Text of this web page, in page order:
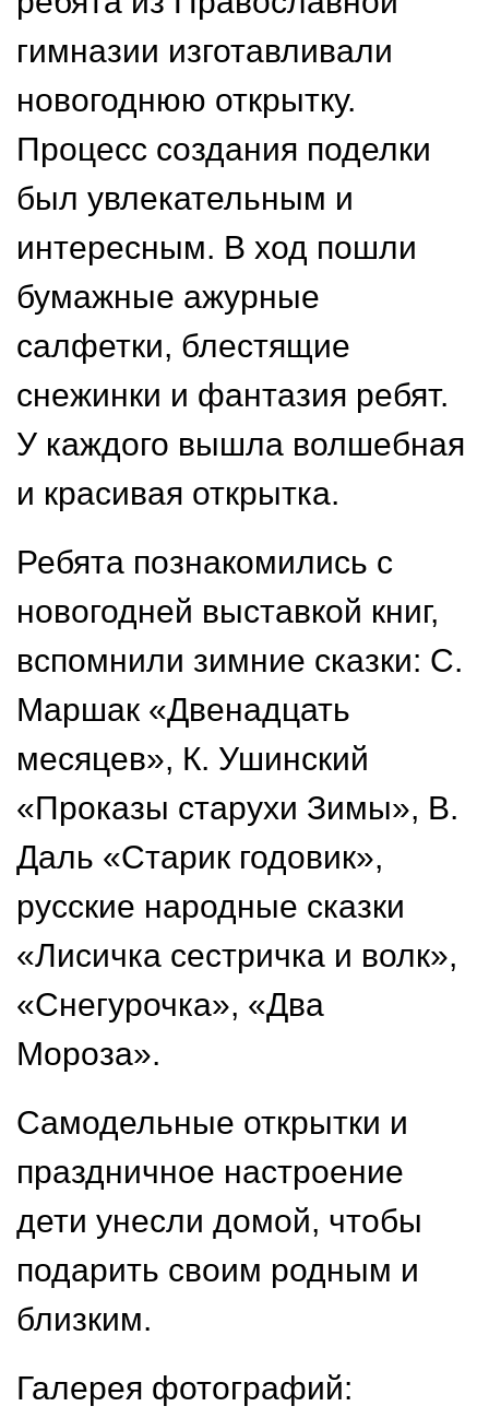
гимназии изготавливали
новогоднюю открытку.
Процесс создания поделки
был увлекательным и
интересным. В ход пошли
бумажные ажурные
салфетки, блестящие
снежинки и фантазия ребят.
У каждого вышла волшебная
и красивая открытка.
Ребята познакомились с
новогодней выставкой книг,
вспомнили зимние сказки: С.
Маршак «Двенадцать
месяцев», К. Ушинский
«Проказы старухи Зимы», В.
Даль «Старик годовик»,
русские народные сказки
«Лисичка сестричка и волк»,
«Снегурочка», «Два
Мороза».
Самодельные открытки и
праздничное настроение
дети унесли домой, чтобы
подарить своим родным и
близким.
Галерея фотографий: